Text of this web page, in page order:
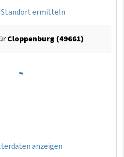
Standort ermitteln
Cloppenburg (49661)
anzeigen